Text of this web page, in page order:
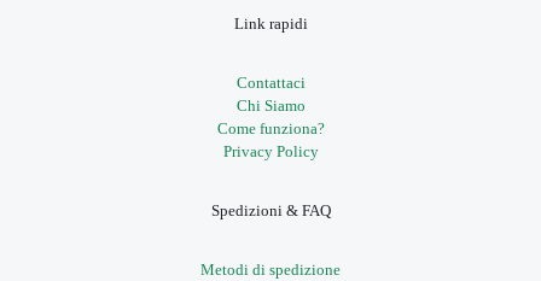
Link rapidi
Contattaci
Chi Siamo
Come funziona?
Privacy Policy
Spedizioni & FAQ
Metodi di spedizione